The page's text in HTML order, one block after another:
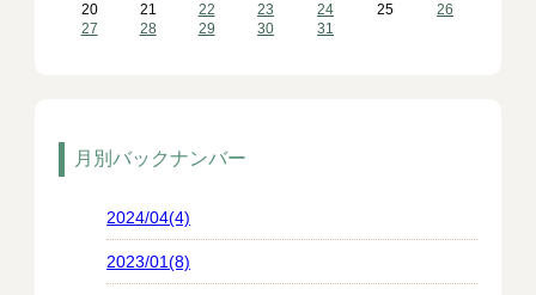
20
21 22 23 24 25
26
27
28 29 30 31
月別バックナンバー
2024/04(4)
2023/01(8)